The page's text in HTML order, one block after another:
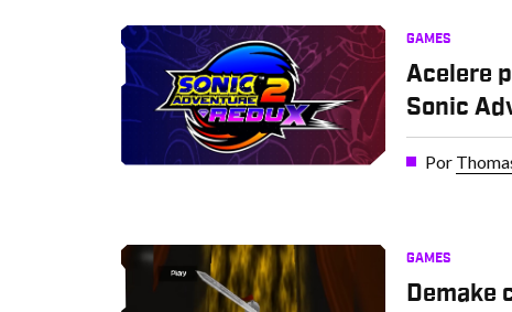
GAMES
Acelere
Sonic
Por
GAMES
Demake